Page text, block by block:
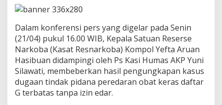
r
G
T
a
p
a
Dalam konferensi pers yang digelar pada Senin
(21/04) pukul 16.00 WIB, Kepala Satuan Reserse
Narkoba (Kasat Resnarkoba) Kompol Yefta Aruan
Hasibuan didampingi oleh Ps Kasi Humas AKP Yuni
Silawati, membeberkan hasil pengungkapan kasus
dugaan tindak pidana peredaran obat keras daftar
G terbatas tanpa izin edar.